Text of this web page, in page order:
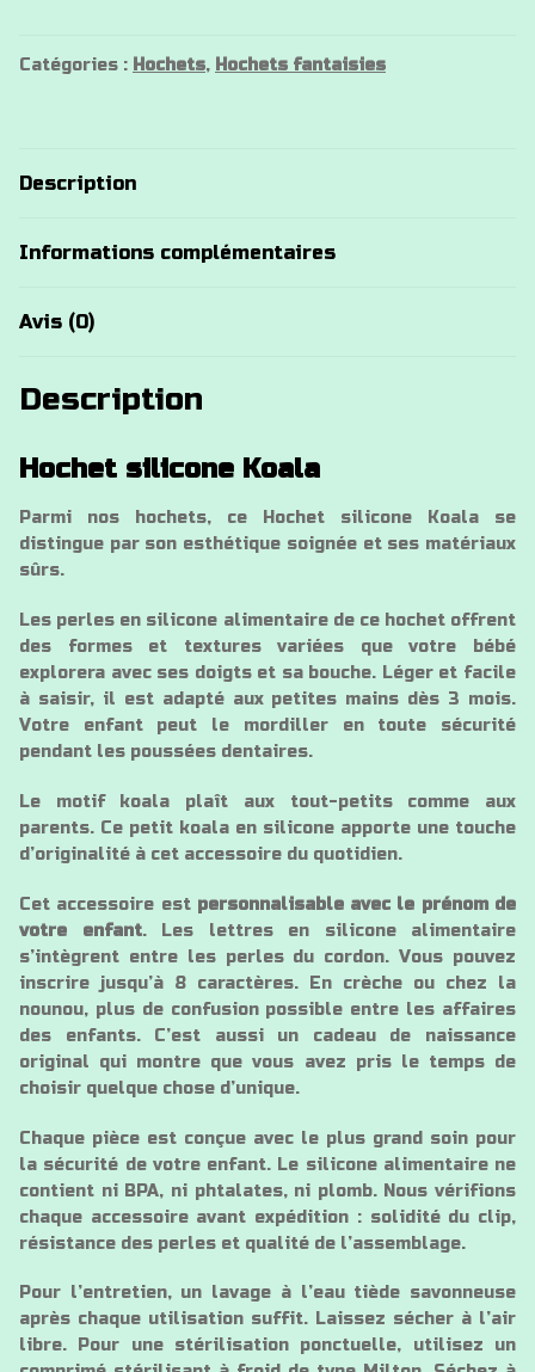
Koala
Catégories : Hochets, Hochets fantaisies
Description
Informations complémentaires
Avis (0)
Description
Hochet silicone Koala
Parmi nos hochets, ce Hochet silicone Koala se
distingue par son esthétique soignée et ses matériaux
sûrs.
Les perles en silicone alimentaire de ce hochet offrent
des formes et textures variées que votre bébé
explorera avec ses doigts et sa bouche. Léger et facile
à saisir, il est adapté aux petites mains dès 3 mois.
Votre enfant peut le mordiller en toute sécurité
pendant les poussées dentaires.
Le motif koala plaît aux tout-petits comme aux
parents. Ce petit koala en silicone apporte une touche
d’originalité à cet accessoire du quotidien.
Cet accessoire est personnalisable avec le prénom de
votre enfant. Les lettres en silicone alimentaire
s’intègrent entre les perles du cordon. Vous pouvez
inscrire jusqu’à 8 caractères. En crèche ou chez la
nounou, plus de confusion possible entre les affaires
des enfants. C’est aussi un cadeau de naissance
original qui montre que vous avez pris le temps de
choisir quelque chose d’unique.
Chaque pièce est conçue avec le plus grand soin pour
la sécurité de votre enfant. Le silicone alimentaire ne
contient ni BPA, ni phtalates, ni plomb. Nous vérifions
chaque accessoire avant expédition : solidité du clip,
résistance des perles et qualité de l’assemblage.
Pour l’entretien, un lavage à l’eau tiède savonneuse
après chaque utilisation suffit. Laissez sécher à l’air
libre. Pour une stérilisation ponctuelle, utilisez un